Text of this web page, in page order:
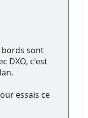
bords sont
DXO, c'est
essais ce